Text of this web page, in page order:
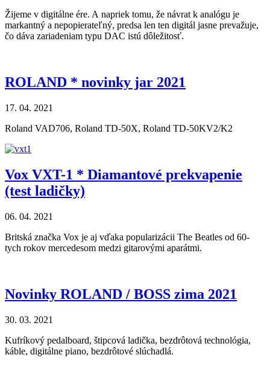
Žijeme v digitálne ére. A napriek tomu, že návrat k analógu je
markantný a nepopierateľný, predsa len ten digitál jasne prevažuje,
čo dáva zariadeniam typu DAC istú dôležitosť.
ROLAND * novinky jar 2021
17. 04. 2021
Roland VAD706, Roland TD-50X, Roland TD-50KV2/K2
Vox VXT-1 * Diamantové prekvapenie
(test ladičky)
06. 04. 2021
Britská značka Vox je aj vďaka popularizácii The Beatles od 60-
tych rokov mercedesom medzi gitarovými aparátmi.
Novinky ROLAND / BOSS zima 2021
30. 03. 2021
Kufríkový pedalboard, štipcová ladička, bezdrôtová technológia,
káble, digitálne piano, bezdrôtové slúchadlá.